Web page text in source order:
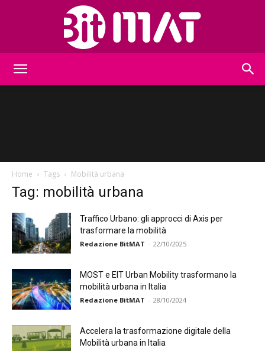
Home Tags Mobilità urbana
Tag: mobilità urbana
Traffico Urbano: gli approcci di Axis per
trasformare la mobilità
Redazione BitMAT - 22/10/2025
MOST e EIT Urban Mobility trasformano la
mobilità urbana in Italia
Redazione BitMAT - 28/10/2024
Accelera la trasformazione digitale della
Mobilità urbana in Italia